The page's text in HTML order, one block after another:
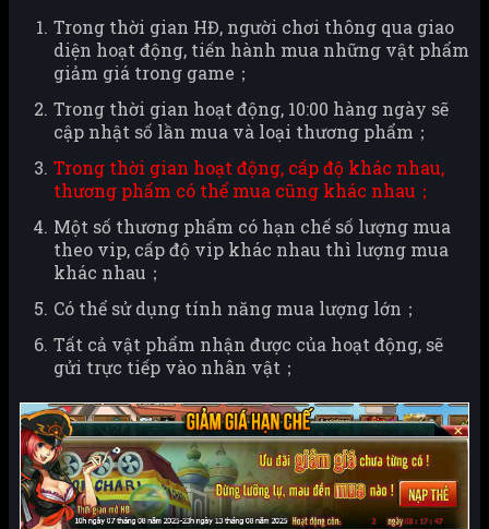
Trong thời gian HĐ, người chơi thông qua giao
diện hoạt động, tiến hành mua những vật phẩm
giảm giá trong game；
Trong thời gian hoạt động, 10:00 hàng ngày sẽ
cập nhật số lần mua và loại thương phẩm；
Trong thời gian hoạt động, cấp độ khác nhau,
thương phẩm có thể mua cũng khác nhau；
Một số thương phẩm có hạn chế số lượng mua
theo vip, cấp độ vip khác nhau thì lượng mua
khác nhau；
Có thể sử dụng tính năng mua lượng lớn；
Tất cả vật phẩm nhận được của hoạt động, sẽ
gửi trực tiếp vào nhân vật；